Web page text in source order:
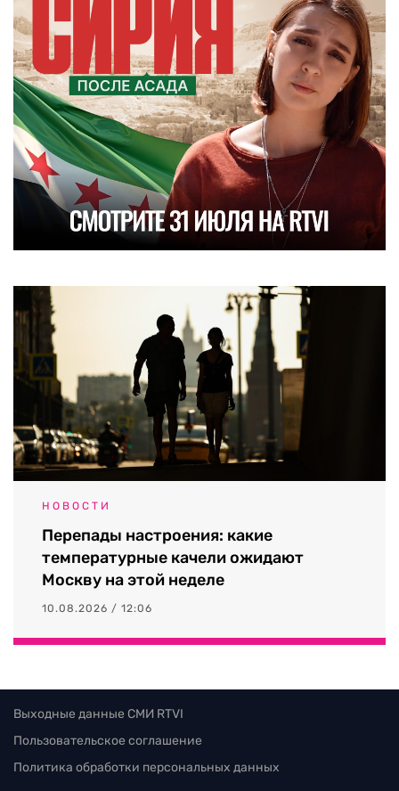
НОВОСТИ
Перепады настроения: какие
температурные качели ожидают
Москву на этой неделе
10.08.2026 / 12:06
Выходные данные СМИ RTVI
Пользовательское соглашение
Политика обработки персональных данных